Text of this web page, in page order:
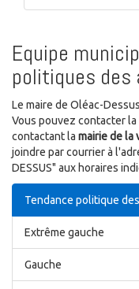
Equipe
politiques
Le maire de Oléac-
Vous pouvez contacter
contactant la mairie de la
joindre par courrier à
DESSUS" aux horaires
Tendance politique
Extrême gauche
Gauche